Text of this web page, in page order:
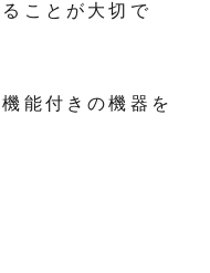
ことが大切で
能付きの機器を